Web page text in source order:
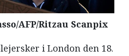
AFP/Ritzau Scanpix
i London den 18.